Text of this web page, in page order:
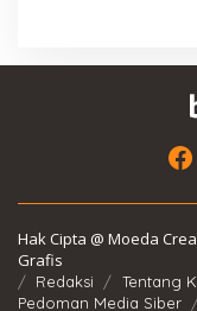
Hak Cipta @ Moeda
Grafis
Redaksi Tentang
Pedoman Media Siber